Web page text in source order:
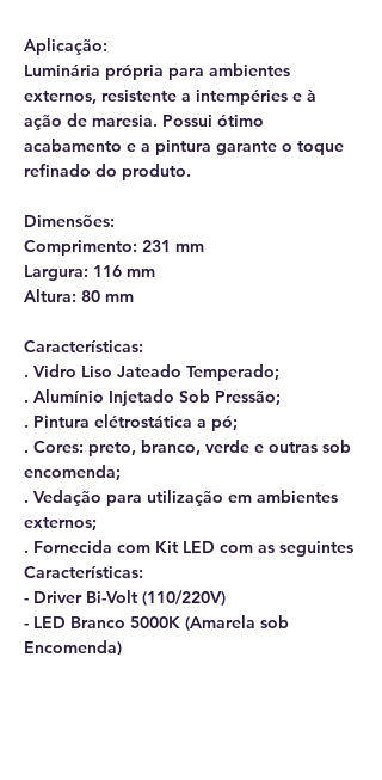
Aplicação:
Luminária própria para ambientes
externos, resistente a intempéries e à
ação de maresia. Possui ótimo
acabamento e a pintura garante o toque
refinado do produto.
Dimensões:
Comprimento: 231 mm
Largura: 116 mm
Altura: 80 mm
Características:
. Vidro Liso Jateado Temperado;
. Alumínio Injetado Sob Pressão;
. Pintura elétrostática a pó;
. Cores: preto, branco, verde e outras sob
encomenda;
. Vedação para utilização em ambientes
externos;
. Fornecida com Kit LED com as seguintes
Características:
- Driver Bi-Volt (110/220V)
- LED Branco 5000K (Amarela sob
Encomenda)